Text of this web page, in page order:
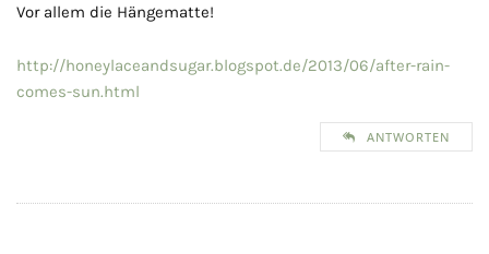
Vor allem die Hängematte!
http://honeylaceandsugar.blogspot.de/2013/06/after-rain-
comes-sun.html
ANTWORTEN